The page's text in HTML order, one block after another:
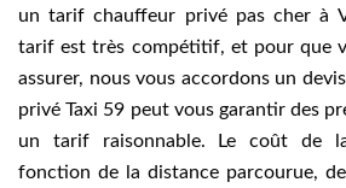
un tarif chauffeur privé pas cher à
tarif est très compétitif, et pour que
assurer, nous vous accordons un
privé Taxi 59 peut vous garantir des
un tarif raisonnable. Le coût de
fonction de la distance parcourue,